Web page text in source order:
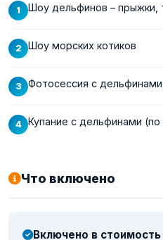
Шоу дельфинов – прыжки,
Шоу морских котиков
Фотосессия с дельфинами
Купание с дельфинами
Что включено
Включено в стоимость